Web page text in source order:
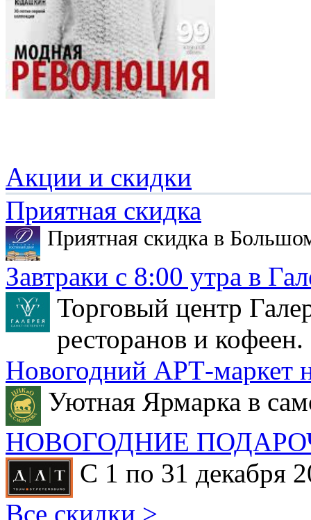
Акции и скидки
Приятная скидка
Приятная скидка в
Завтраки с 8:00 утра в
Торговый центр
ресторанов и кофеен.
Новогодний АРТ-маркет
Уютная Ярмарка в
НОВОГОДНИЕ
С 1 по 31 декабря
Все скидки >